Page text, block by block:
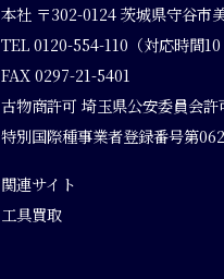
本社 〒302-0124 茨城県守谷市
TEL 0120-554-110（対応時間10
FAX 0297-21-5401
古物商許可 埼玉県公安委員会
特別国際種事業者登録番号第
関連サイト
工具買取